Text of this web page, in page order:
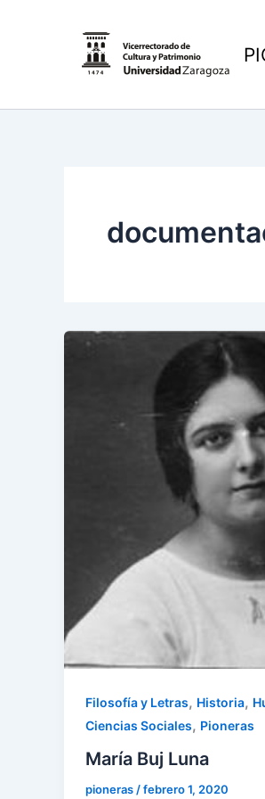
Filosofía y Letras, Historia,
Ciencias Sociales, Pioneras
María Buj Luna
pioneras/febrero 1, 2020